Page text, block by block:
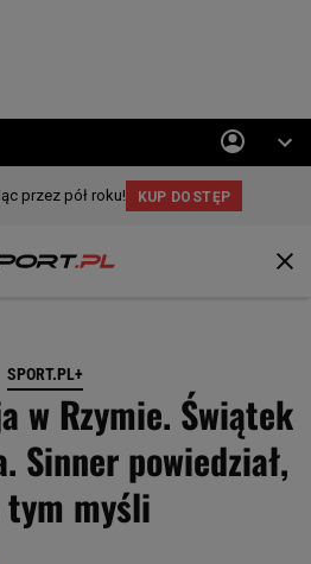
SPORT.PL+
w Rzymie. Świątek
Sinner powiedział,
tym myśli